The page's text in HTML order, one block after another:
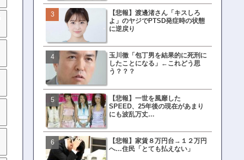
【悲報】渡邊渚さん「キスしろ
よ」のヤジでPTSD発症時の状態
に逆戻り
玉川徹「包丁男を結果的に死刑に
したことになる」←これどう思
う？？？
【悲報】一世を風靡した
SPEED、25年後の現在があまり
にも波乱万丈…
【悲報】家賃８万円台→１２万円
へ…住民「とても払えない」
皇族確保策、天皇陛下の一
界ピリつくｗｗｗ
文春、沖縄問題の"触れては
ない話"を暴露してしまうｗ
ランサムウェア攻撃を受け
レイ、わずか10日で復旧し
福岡テレビ局にとんでもな
アナが入社してしまうｗｗｗ